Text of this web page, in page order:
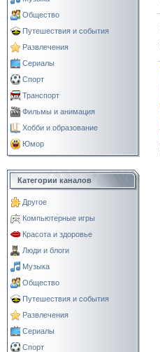
Общество
Путешествия и события
Развлечения
Сериалы
Спорт
Транспорт
Фильмы и анимация
Хобби и образование
Юмор
Категории каналов
Другое
Компьютерные игры
Красота и здоровье
Люди и блоги
Музыка
Общество
Путешествия и события
Развлечения
Сериалы
Спорт